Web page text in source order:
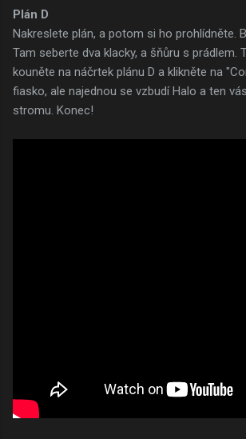
Plán D
Nakreslete plán, a potom si ho prohlídněte.
Tam seberte dva klacky, a šňůru s prádlem.
kouněte na náčrtek plánu D a klikněte na
fiasko, ale najednou se vzbudí Halo a ten
stromu. Konec!